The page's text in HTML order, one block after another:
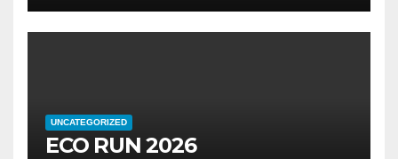
UNCATEGORIZED
ECO RUN 2026